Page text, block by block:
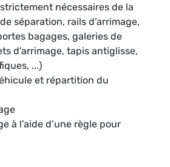
nécessaires de la
séparation, rails d’arrimage,
bagages, galeries de
d’arrimage, tapis antiglisse,
...)
et répartition du
à l’aide d’une règle pour